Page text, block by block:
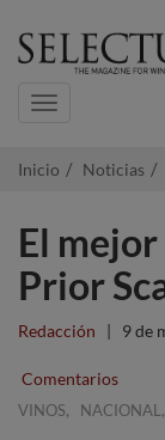
Navigation
Inicio Noticias
El
Prior
Redacción | 9 de
Comentarios
VINOS, NACIONAL ,